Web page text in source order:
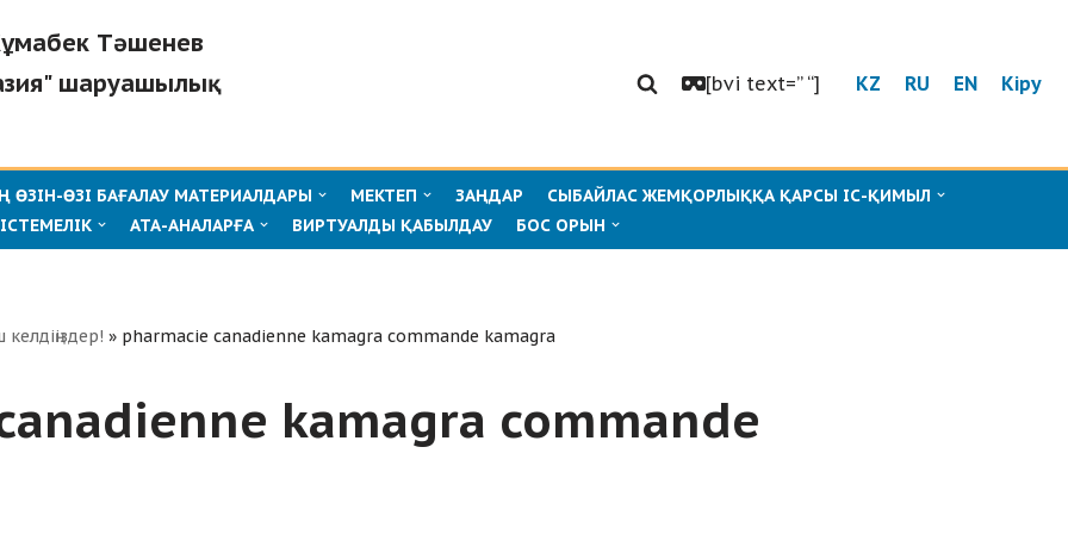
Тәшенев
шаруашылық
[bvi text=” “] KZ RU EN Кіру
ӨЗІ БАҒАЛАУ МАТЕРИАЛДАРЫ МЕКТЕП ЗАҢДАР
СЫБАЙЛАС ЖЕМҚОРЛЫҚҚА ҚАРСЫ ІС-ҚИМЫЛ
АТА-АНАЛАРҒА ВИРТУАЛДЫ ҚАБЫЛДАУ БОС ОРЫН
келдіңіздер! » pharmacie canadienne kamagra commande kamagra
kamagra commande